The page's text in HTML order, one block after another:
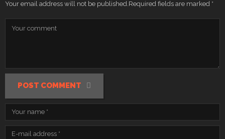
Your email address will not be published. Required fields are marked *
POST COMMENT